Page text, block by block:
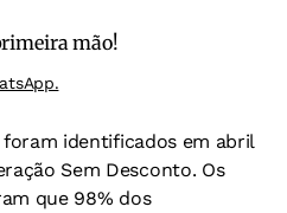
mão!
identificados em abril
Sem Desconto. Os
que 98% dos